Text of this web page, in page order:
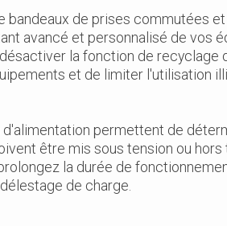
bandeaux de prises commutées
avancé et personnalisé de vos
la fonction de recyclage
et de limiter l'utilisation
d'alimentation permettent de
être mis sous tension ou
la durée de
de charge.